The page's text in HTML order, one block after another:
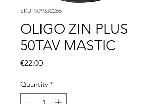
SKU: 909332266
OLIGO ZIN PLUS
50TAV MASTIC
€22.00Price
Quantity *